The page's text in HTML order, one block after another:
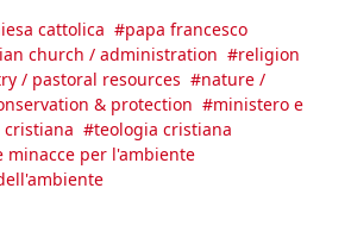
cattolica #papa francesco
church / administration #religion
/ pastoral resources #nature /
& protection #ministero e
#teologia cristiana
minacce per l'ambiente